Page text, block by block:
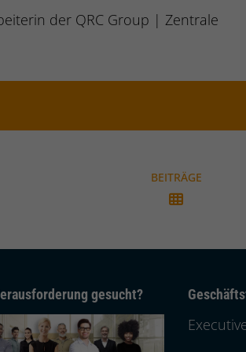
der QRC Group | Zentrale
BEITRÄGE
gesucht?